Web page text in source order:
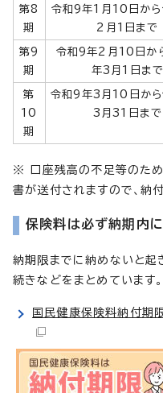
第8
期
令和9年1月10日か
2月1日まで
第9
期
令和9年2月10日か
年3月1日まで
第
10
期
令和9年3月10日か
3月31日まで
※ 口座残高の不足等のた
書が送付されますので、納
保険料は必ず納期内に
納期限までに納めないと起
続きなどをまとめています
国民健康保険料納付期